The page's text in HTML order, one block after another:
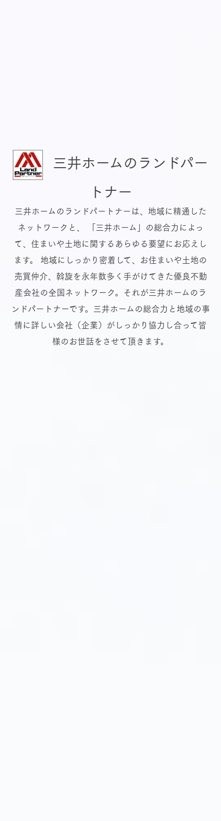
三井ホームのランドパー
トナー
三井ホームのランドパートナーは、地域に精通した
ネットワークと、
「三井ホーム」の総合力によっ
て、住まいや土地に関するあらゆる要望にお応えし
ます。
地域にしっかり密着して、お住まいや土地の
売買仲介、斡旋を永年数多く手がけてきた優良不動
産会社の全国ネットワーク。それが三井ホームのラ
ンドパートナーです。三井ホームの総合力と地域の事
情に詳しい会社（企業）がしっかり協力し合って皆
様のお世話をさせて頂きます。